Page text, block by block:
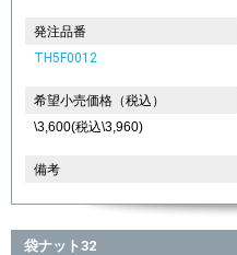
発注品番
TH5F0012
希望小売価格（税込）
\3,600(税込\3,960)
備考
袋ナット32